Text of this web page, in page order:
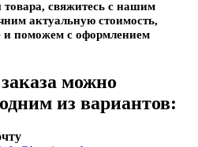
свяжитесь с нашим
актуальную стоимость,
и поможем с оформлением
можно
из вариантов: